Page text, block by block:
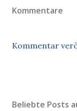
Kommentare
Kommentar
Beliebte Posts